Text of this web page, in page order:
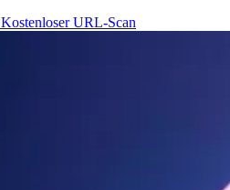
Kostenloser URL-Scan